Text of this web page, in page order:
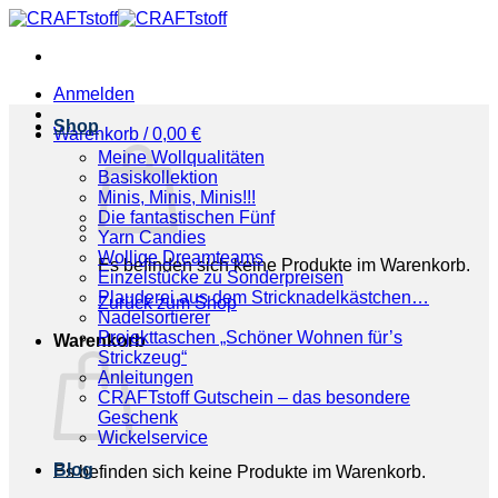
Zum
springen
Anmelden
Warenkorb /0,00 €
Es befinden sich keine Produkte im Warenkorb.
Zurück zum Shop
Warenkorb
Es befinden sich keine Produkte im Warenkorb.
Shop
Meine Wollqualitäten
Basiskollektion
Minis, Minis, Minis!!!
Die fantastischen Fünf
Yarn Candies
Wollige Dreamteams
Einzelstücke zu Sonderpreisen
Plauderei aus dem Stricknadelkästchen…
Nadelsortierer
Projekttaschen „Schöner Wohnen für’s
Strickzeug“
Anleitungen
CRAFTstoff Gutschein – das besondere
Geschenk
Wickelservice
Blog